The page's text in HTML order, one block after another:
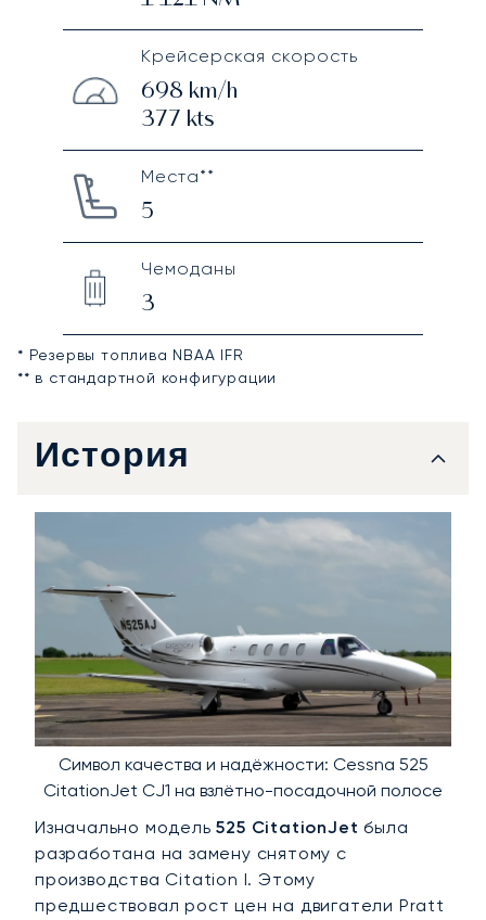
Крейсерская скорость
698 km/h
377 kts
Места**
5
Чемоданы
3
* Резервы топлива NBAA IFR
** в стандартной конфигурации
История
Символ качества и надёжности: Cessna 525
CitationJet CJ1 на взлётно-посадочной полосе
Изначально модель525 CitationJet была
разработана на замену снятому с
производства Citation I. Этому
предшествовал рост цен на двигатели Pratt